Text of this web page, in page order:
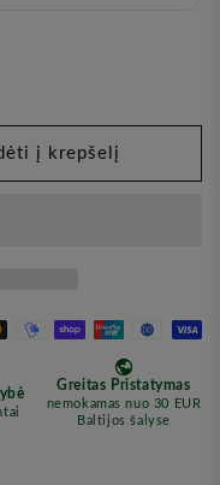
į krepšelį